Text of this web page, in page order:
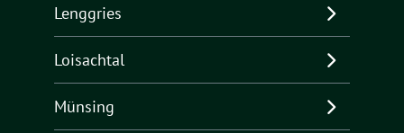
Lenggries
Loisachtal
Münsing